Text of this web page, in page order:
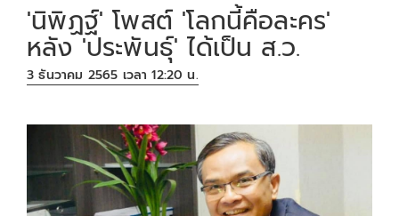
'นิพิฏฐ์' โพสต์ 'โลกนี้คือละคร'
หลัง 'ประพันธุ์' ได้เป็น ส.ว.
3 ธันวาคม 2565 เวลา 12:20 น.